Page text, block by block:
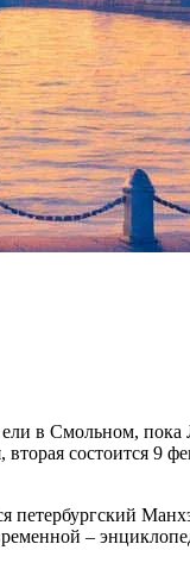
в Смольном, пока
состоится 9
петербургский
–